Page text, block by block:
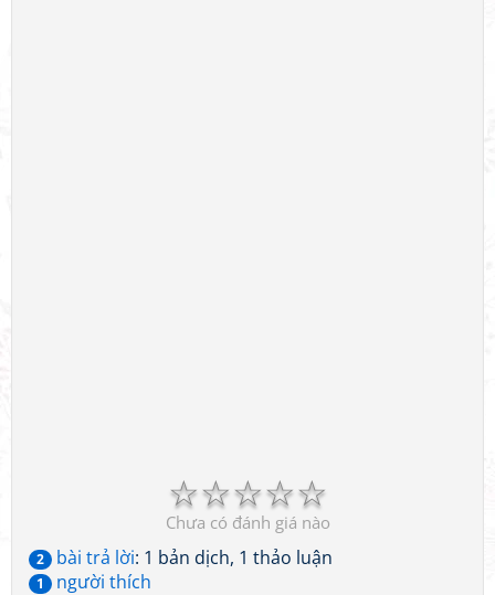
☆
☆
☆
☆
☆
Chưa có đánh giá nào
2 bài trả lời: 1 bản dịch, 1 thảo luận
1
người thích